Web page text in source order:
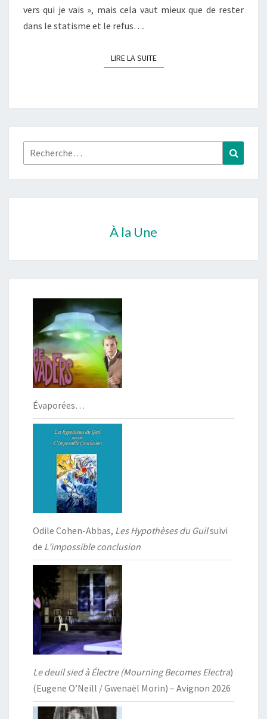
vers qui je vais », mais cela vaut mieux que de rester
dans le statisme et le refus….
LIRE LA SUITELIRE LA SUITE
Rechercher :
À la Une
Évaporées…
Odile Cohen-Abbas, Les Hypothèses du Guilsuivi
de L’impossible conclusion
Le deuil sied à Électre (Mourning Becomes Electra)
(Eugene O’Neill / Gwenaël Morin) – Avignon 2026